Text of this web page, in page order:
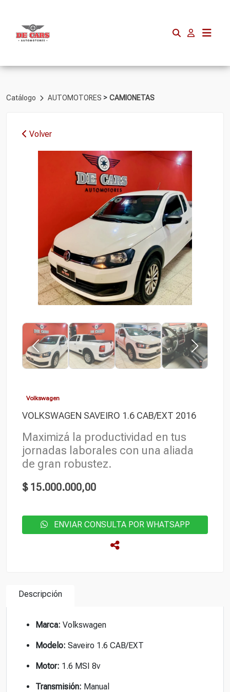
Catálogo AUTOMOTORES > CAMIONETAS
Volver
Volkswagen
VOLKSWAGEN SAVEIRO 1.6 CAB/EXT 2016
Maximizá la productividad en tus
jornadas laborales con una aliada
de gran robustez.
$ 15.000.000,00
ENVIAR CONSULTA POR WHATSAPP
Descripción
Marca: Volkswagen
Modelo: Saveiro 1.6 CAB/EXT
Motor: 1.6 MSI 8v
Transmisión: Manual